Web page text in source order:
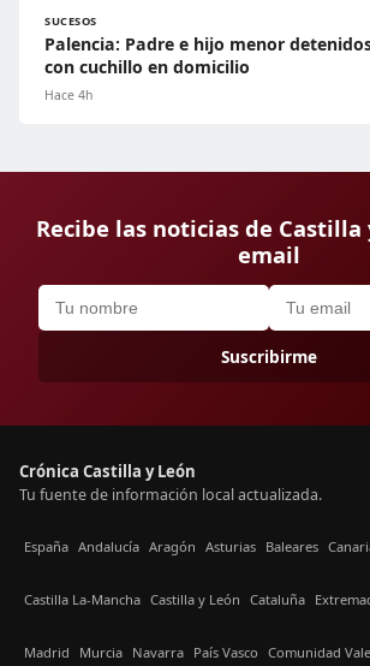
SUCESOS
Palencia: Padre e hijo menor
con cuchillo en domicilio
Hace 4h
Recibe las noticias de Castilla
email
Suscribirme
Crónica Castilla y León
Tu fuente de información local actualizada.
España Andalucía Aragón Asturias Baleares
Castilla La-Mancha Castilla y León Cataluña
Madrid Murcia Navarra País Vasco Comunidad